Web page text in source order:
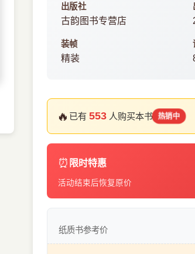
出版社
古韵图书专营店
装帧
精装
🔥 已有 553人购买本书 热销中
⏰ 限时特惠
活动结束后恢复原价
纸质书参考价